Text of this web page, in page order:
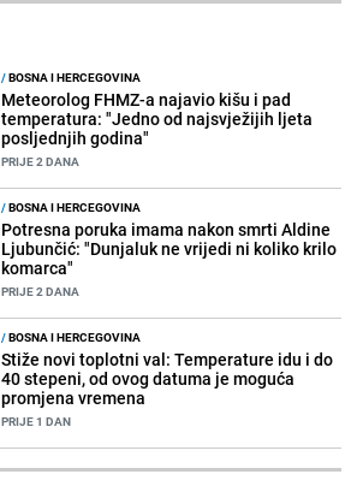
/BOSNA I HERCEGOVINA
Meteorolog FHMZ-a najavio kišu i pad
temperatura: "Jedno od najsvježijih ljeta
posljednjih godina"
PRIJE 2 DANA
/BOSNA I HERCEGOVINA
Potresna poruka imama nakon smrti Aldine
Ljubunčić: "Dunjaluk ne vrijedi ni koliko krilo
komarca"
PRIJE 2 DANA
/BOSNA I HERCEGOVINA
Stiže novi toplotni val: Temperature idu i do
40 stepeni, od ovog datuma je moguća
promjena vremena
PRIJE 1 DAN